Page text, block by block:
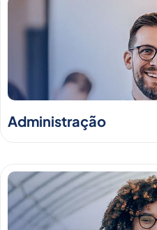
Administração